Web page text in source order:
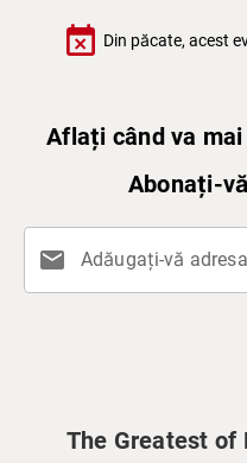
event_busy Din păcate, acest
Aflați când va
Abonați-
mail Adăugați-vă
The Greatest of